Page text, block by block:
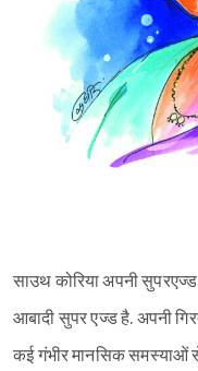
साउथ कोरिया अपनी
आबादी सुपर एज्ड है. अपनी
कई गंभीर मानसिक समस्याओं